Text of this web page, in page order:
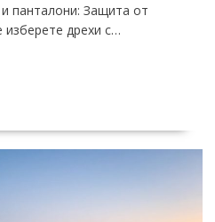
панталони: Защита от
дрехи с…